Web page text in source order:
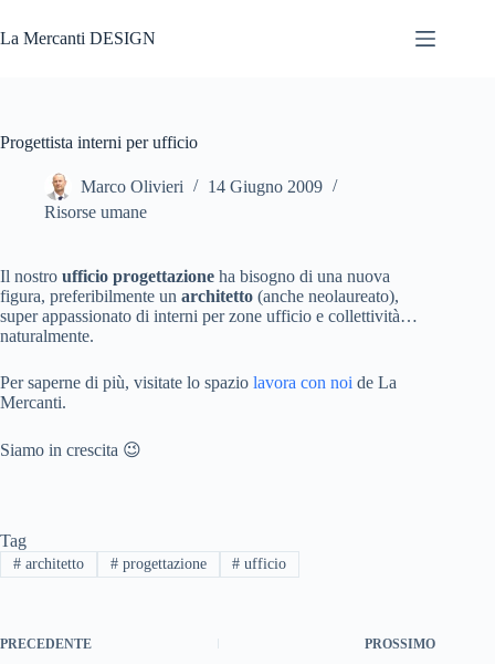
al
contenuto
La Mercanti DESIGN
Progettista interni per ufficio
Marco Olivieri
14 Giugno 2009
Risorse umane
Il nostro ufficio progettazione ha bisogno di una nuova
figura, preferibilmente un architetto (anche neolaureato),
super appassionato di interni per zone ufficio e collettività…
naturalmente.
Per saperne di più, visitate lo spazio lavora con noi de La
Mercanti.
Siamo in crescita 😉
Tag
#architetto #progettazione # ufficio
PRECEDENTE PROSSIMO